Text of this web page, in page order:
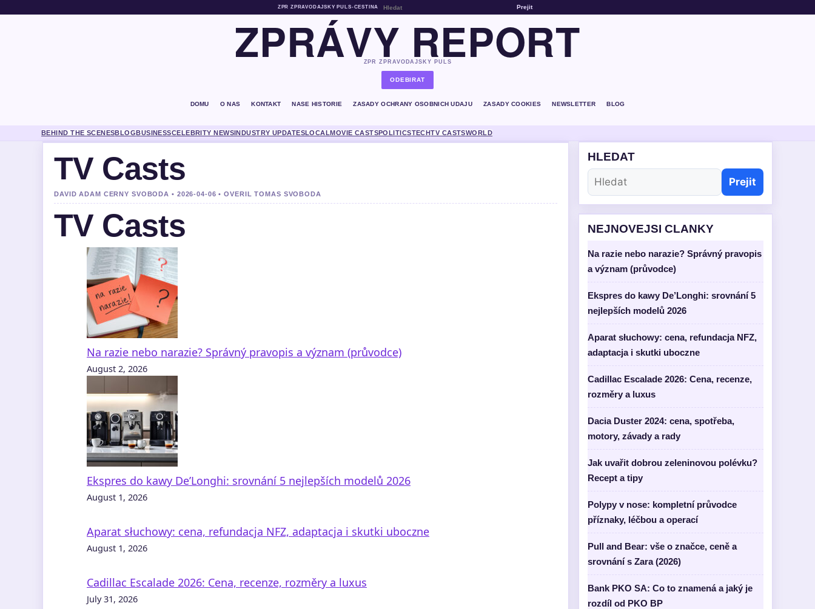
ZPR ZPRAVODAJSKY PULS•CESTINA Prejit
ZPRÁVY REPORT
ZPR ZPRAVODAJSKY PULS
ODEBIRAT
DOMU O NAS KONTAKT NASE HISTORIE ZASADY OCHRANY OSOBNICH UDAJU ZASADY COOKIES NEWSLETTER BLOG
BEHIND THE SCENESBLOGBUSINESSCELEBRITY NEWSINDUSTRY UPDATESLOCALMOVIE CASTSPOLITICSTECHTV CASTSWORLD
TV Casts
DAVID ADAM CERNY SVOBODA • 2026-04-06 • OVERIL TOMAS SVOBODA
TV Casts
Na razie nebo narazie? Správný pravopis a význam (průvodce)
August 2, 2026
Ekspres do kawy De’Longhi: srovnání 5 nejlepších modelů 2026
August 1, 2026
Aparat słuchowy: cena, refundacja NFZ, adaptacja i skutki uboczne
August 1, 2026
Cadillac Escalade 2026: Cena, recenze, rozměry a luxus
July 31, 2026
HLEDAT
Prejit
NEJNOVEJSI CLANKY
Na razie nebo narazie? Správný pravopis
a význam (průvodce)
Ekspres do kawy De’Longhi: srovnání 5
nejlepších modelů 2026
Aparat słuchowy: cena, refundacja NFZ,
adaptacja i skutki uboczne
Cadillac Escalade 2026: Cena, recenze,
rozměry a luxus
Dacia Duster 2024: cena, spotřeba,
motory, závady a rady
Jak uvařit dobrou zeleninovou polévku?
Recept a tipy
Polypy v nose: kompletní průvodce
příznaky, léčbou a operací
Pull and Bear: vše o značce, ceně a
srovnání s Zara (2026)
Bank PKO SA: Co to znamená a jaký je
rozdíl od PKO BP